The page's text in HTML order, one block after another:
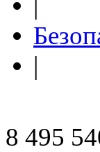
|
8 495